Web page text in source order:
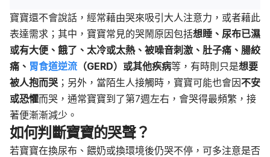
寶寶還不會說話，經常藉由哭來吸引大人注意力，或者藉此
表達需求；其中，寶寶常見的哭鬧原因包括想睡、尿布已濕
或有大便、餓了、太冷或太熱、被噪音刺激、肚子痛、腸絞
痛、 胃食道逆流 （GERD）或其他疾病等，有時則只是想要
被人抱而哭 ；另外，當陌生人接觸時，寶寶可能也會因不安
或恐懼而哭，通常寶寶到了第7週左右，會哭得最頻繁，接
著便漸漸減少。
如何判斷寶寶的哭聲？
若寶寶在換尿布、餵奶或換環境後仍哭不停，可多注意是否